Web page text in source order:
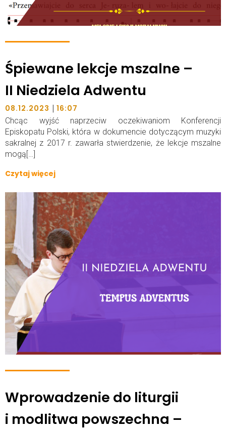
Śpiewane lekcje mszalne –
II Niedziela Adwentu
08.12.2023 | 16:07
Chcąc wyjść naprzeciw oczekiwaniom Konferencji
Episkopatu Polski, która w dokumencie dotyczącym muzyki
sakralnej z 2017 r. zawarła stwierdzenie, że lekcje mszalne
mogą[…]
Czytaj więcej
Wprowadzenie do liturgii
i modlitwa powszechna –